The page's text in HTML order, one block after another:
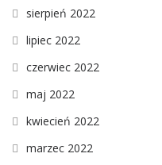
sierpień 2022
lipiec 2022
czerwiec 2022
maj 2022
kwiecień 2022
marzec 2022